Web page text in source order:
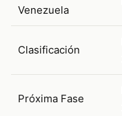
Venezuela
Clasificación
Próxima Fase